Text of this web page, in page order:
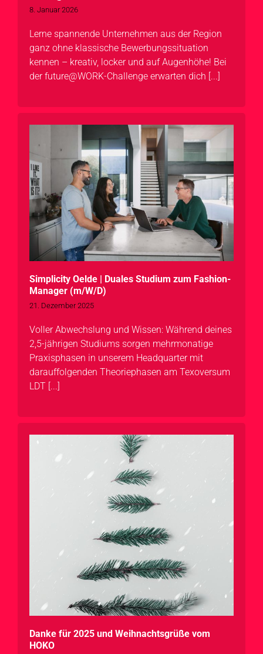
8. Januar 2026
Lerne spannende Unternehmen aus der Region
ganz ohne klassische Bewerbungssituation
kennen – kreativ, locker und auf Augenhöhe! Bei
der future@WORK-Challenge erwarten dich [...]
Simplicity Oelde | Duales Studium zum Fashion-
Manager (m/W/D)
21. Dezember 2025
Voller Abwechslung und Wissen: Während deines
2,5-jährigen Studiums sorgen mehrmonatige
Praxisphasen in unserem Headquarter mit
darauffolgenden Theoriephasen am Texoversum
LDT [...]
Danke für 2025 und Weihnachtsgrüße vom
HOKO